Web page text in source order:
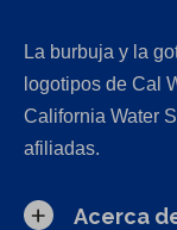
La burbuja y la
logotipos de Cal
California Water
afiliadas.
Acerca